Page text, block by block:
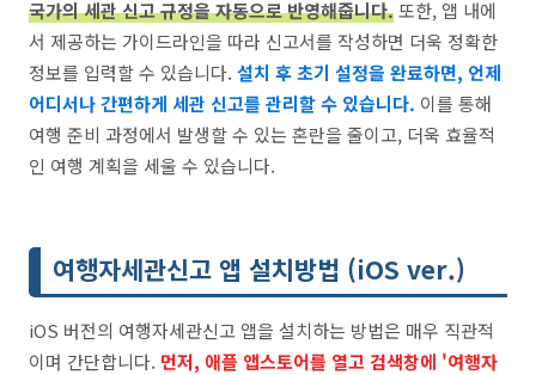
국가의 세관 신고 규정을 자동으로 반영해줍니다.또한, 앱 내에
서 제공하는 가이드라인을 따라 신고서를 작성하면 더욱 정확한
정보를 입력할 수 있습니다. 설치 후 초기 설정을 완료하면, 언제
어디서나 간편하게 세관 신고를 관리할 수 있습니다. 이를 통해
여행 준비 과정에서 발생할 수 있는 혼란을 줄이고, 더욱 효율적
인 여행 계획을 세울 수 있습니다.
여행자세관신고 앱 설치방법 (iOS ver.)
iOS 버전의 여행자세관신고 앱을 설치하는 방법은 매우 직관적
이며 간단합니다. 먼저, 애플 앱스토어를 열고 검색창에 '여행자